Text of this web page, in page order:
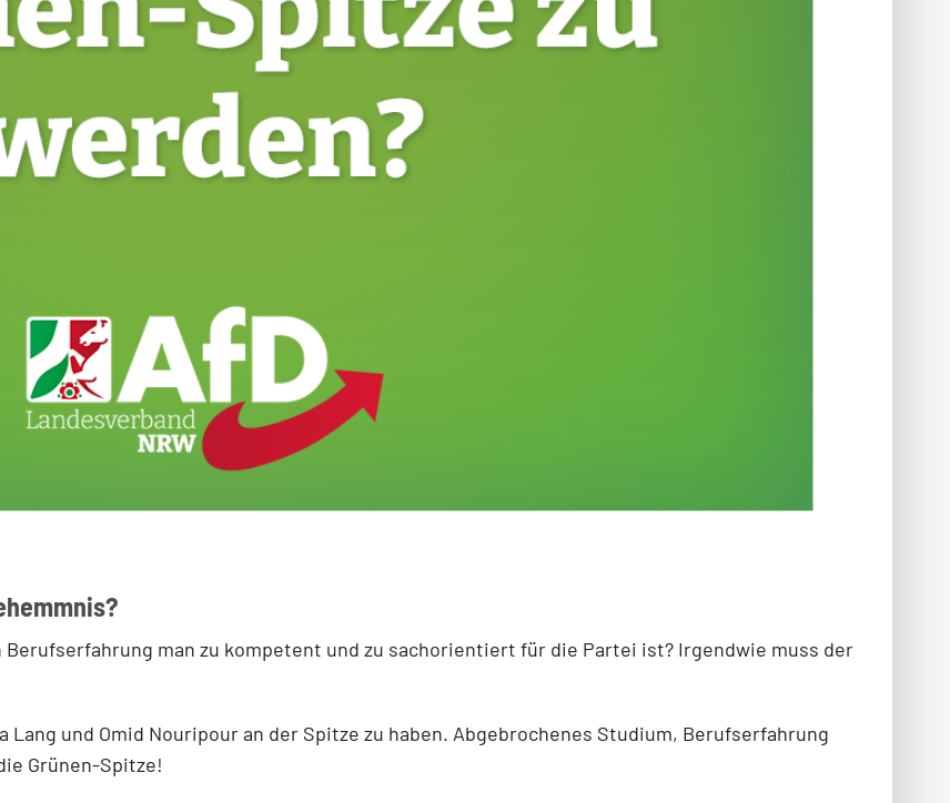
Berufserfahrung man zu kompetent und zu sachorientiert für die Partei ist? Irgendwie muss der
und Omid Nouripour an der Spitze zu haben. Abgebrochenes Studium, Berufserfahrung
Grünen-Spitze!